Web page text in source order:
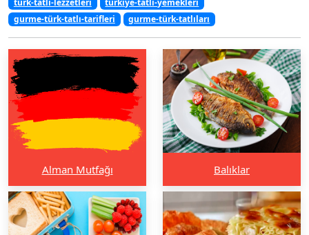
türk-tatlı-lezzetleri
türkiye-tatlı-yemekleri
gurme-türk-tatlı-tarifleri
gurme-türk-tatlıları
Alman Mutfağı Balıklar